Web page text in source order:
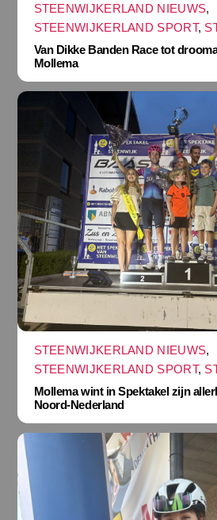
STEENWIJKERLAND NIEUWS,
STEENWIJKERLAND SPORT,
Van Dikke Banden Race tot
Mollema
STEENWIJKERLAND NIEUWS,
STEENWIJKERLAND SPORT,
Mollema wint in Spektakel zijn
Noord-Nederland